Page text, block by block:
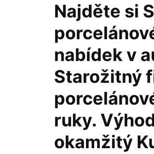
Najděte si
nabídek v
Starožitný
ruky.
okamžitý